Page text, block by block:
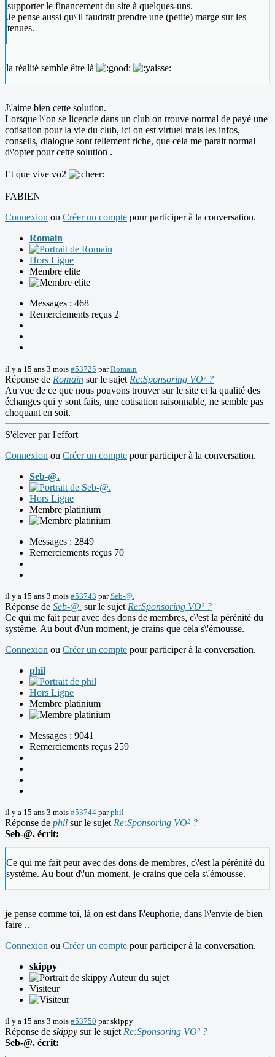
supporter le financement du site à quelques-uns.
Je pense aussi qu\'il faudrait prendre une (petite) marge sur les
tenues.
la réalité semble être là
J\'aime bien cette solution.
Lorsque l\'on se licencie dans un club on trouve normal de payé une
cotisation pour la vie du club, ici on est virtuel mais les infos,
conseils, dialogue sont tellement riche, que cela me parait normal
d\'opter pour cette solution .
Et que vive vo2
FABIEN
Connexion ou Créer un compte pour participer à la conversation.
Romain
Hors Ligne
Membre elite
Messages : 468
Remerciements reçus 2
il y a 15 ans 3 mois #53725 parRomain
Réponse de Romain sur le sujet Re:Sponsoring VO² ?
Au vue de ce que nous pouvons trouver sur le site et la qualité des
échanges qui y sont faits, une cotisation raisonnable, ne semble pas
choquant en soit.
S'élever par l'effort
Connexion ou Créer un compte pour participer à la conversation.
Seb-@.
Hors Ligne
Membre platinium
Messages : 2849
Remerciements reçus 70
il y a 15 ans 3 mois #53743 parSeb-@.
Réponse de Seb-@. sur le sujet Re:Sponsoring VO² ?
Ce qui me fait peur avec des dons de membres, c\'est la pérénité du
système. Au bout d\'un moment, je crains que cela s\'émousse.
Connexion ou Créer un compte pour participer à la conversation.
phil
Hors Ligne
Membre platinium
Messages : 9041
Remerciements reçus 259
il y a 15 ans 3 mois #53744 parphil
Réponse de phil sur le sujet Re:Sponsoring VO² ?
Seb-@. écrit:
Ce qui me fait peur avec des dons de membres, c\'est la pérénité du
système. Au bout d\'un moment, je crains que cela s\'émousse.
je pense comme toi, là on est dans l\'euphorie, dans l\'envie de bien
faire ..
Connexion ou Créer un compte pour participer à la conversation.
skippy
Auteur du sujet
Visiteur
il y a 15 ans 3 mois #53750 parskippy
Réponse de skippy sur le sujet Re:Sponsoring VO² ?
Seb-@. écrit: